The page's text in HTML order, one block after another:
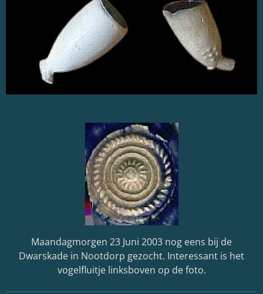
Maandagmorgen 23 Juni 2003 nog eens bij de
Dwarskade in Nootdorp gezocht. Interessant is het
vogelfluitje linksboven op de foto.